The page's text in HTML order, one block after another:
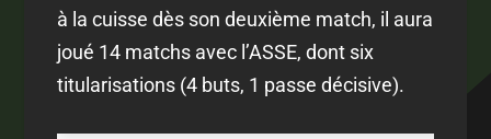
à la cuisse dès son deuxième match, il aura
joué 14 matchs avec l’ASSE, dont six
titularisations (4 buts, 1 passe décisive).